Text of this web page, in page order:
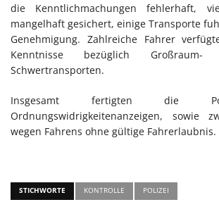
die Kenntlichmachungen fehlerhaft,
mangelhaft gesichert, einige Transporte
Genehmigung. Zahlreiche Fahrer
Kenntnisse bezüglich Großraum-
Schwertransporten.
Insgesamt fertigten die
Ordnungswidrigkeitenanzeigen, sowie
wegen Fahrens ohne gültige Fahrerlaubnis.
STICHWORTE KONTROLLE POLIZEI